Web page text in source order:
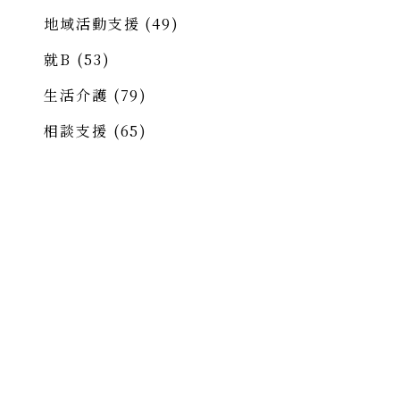
地域活動支援 (49)
就B (53)
生活介護 (79)
相談支援 (65)